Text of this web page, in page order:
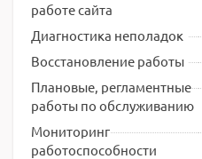
работе сайта
Диагностика неполадок
Восстановление работы
Плановые, регламентные
работы по обслуживанию
Мониторинг
работоспособности